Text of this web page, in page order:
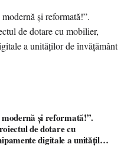
și reformată!”.
de dotare cu
digitale a unităților